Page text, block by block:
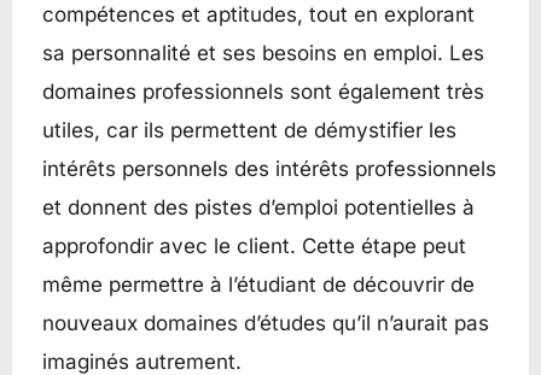
compétences et aptitudes, tout en explorant
sa personnalité et ses besoins en emploi. Les
domaines professionnels sont également très
utiles, car ils permettent de démystifier les
intérêts personnels des intérêts professionnels
et donnent des pistes d’emploi potentielles à
approfondir avec le client. Cette étape peut
même permettre à l’étudiant de découvrir de
nouveaux domaines d’études qu’il n’aurait pas
imaginés autrement.